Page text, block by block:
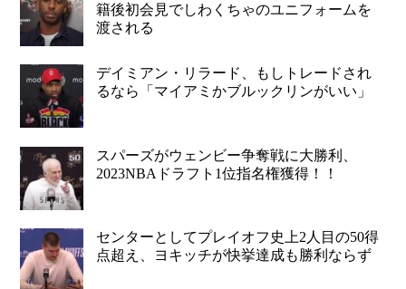
籍後初会見でしわくちゃのユニフォームを
渡される
デイミアン・リラード、もしトレードされ
るなら「マイアミかブルックリンがいい」
スパーズがウェンビー争奪戦に大勝利、
2023NBAドラフト1位指名権獲得！！
センターとしてプレイオフ史上2人目の50得
点超え、ヨキッチが快挙達成も勝利ならず